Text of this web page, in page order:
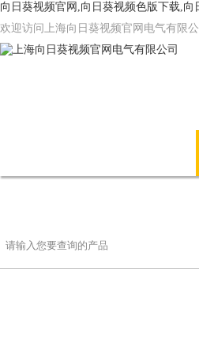
向日葵视频官网,向日葵视频色版下载,
欢迎访问上海向日葵视频官网电气有限